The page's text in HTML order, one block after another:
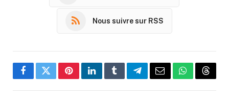
Nous suivre sur RSS
FacebookTwitterPinterestLinkedInTumblrTelegramEmailWhatsApp